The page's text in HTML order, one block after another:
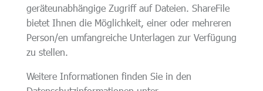
geräteunabhängige Zugriff auf Dateien. ShareFile
bietet Ihnen die Möglichkeit, einer oder mehreren
Person/en umfangreiche Unterlagen zur Verfügung
zu stellen.
Weitere Informationen finden Sie in den